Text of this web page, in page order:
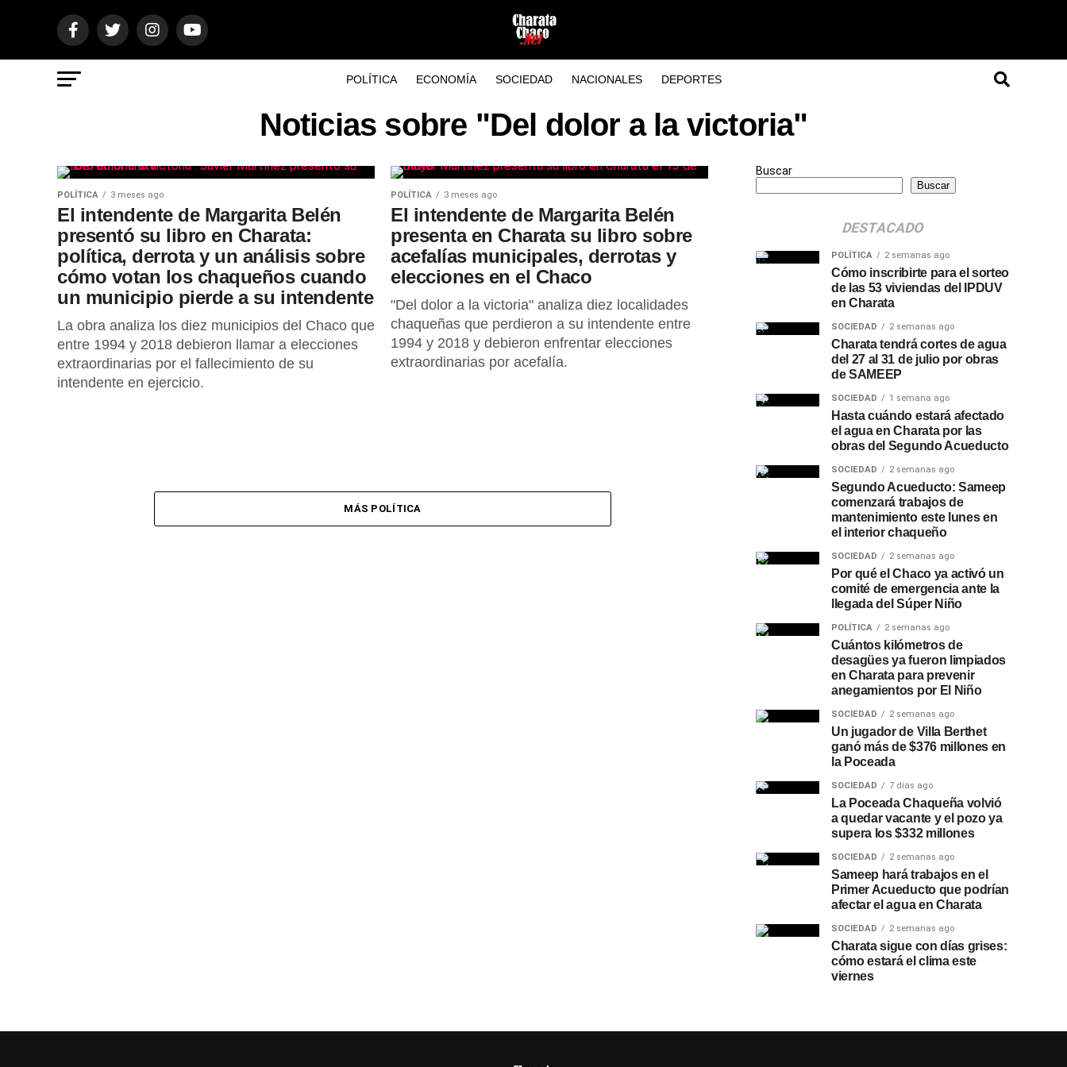
POLÍTICA ECONOMÍA SOCIEDAD NACIONALES DEPORTES
Noticias sobre "Del dolor a la victoria"
POLÍTICA 3 meses ago
El intendente de Margarita Belén
presentó su libro en Charata:
política, derrota y un análisis sobre
cómo votan los chaqueños cuando
un municipio pierde a su intendente
La obra analiza los diez municipios del Chaco que
entre 1994 y 2018 debieron llamar a elecciones
extraordinarias por el fallecimiento de su
intendente en ejercicio.
POLÍTICA 3 meses ago
El intendente de Margarita Belén
presenta en Charata su libro sobre
acefalías municipales, derrotas y
elecciones en el Chaco
"Del dolor a la victoria" analiza diez localidades
chaqueñas que perdieron a su intendente entre
1994 y 2018 y debieron enfrentar elecciones
extraordinarias por acefalía.
MÁS POLÍTICA
Buscar
Buscar
DESTACADO
POLÍTICA 2 semanas ago
Cómo inscribirte para el sorteo
de las 53 viviendas del IPDUV
en Charata
SOCIEDAD 2 semanas ago
Charata tendrá cortes de agua
del 27 al 31 de julio por obras
de SAMEEP
SOCIEDAD 1 semana ago
Hasta cuándo estará afectado
el agua en Charata por las
obras del Segundo Acueducto
SOCIEDAD 2 semanas ago
Segundo Acueducto: Sameep
comenzará trabajos de
mantenimiento este lunes en
el interior chaqueño
SOCIEDAD 2 semanas ago
Por qué el Chaco ya activó un
comité de emergencia ante la
llegada del Súper Niño
POLÍTICA 2 semanas ago
Cuántos kilómetros de
desagües ya fueron limpiados
en Charata para prevenir
anegamientos por El Niño
SOCIEDAD 2 semanas ago
Un jugador de Villa Berthet
ganó más de $376 millones en
la Poceada
SOCIEDAD 7 días ago
La Poceada Chaqueña volvió
a quedar vacante y el pozo ya
supera los $332 millones
SOCIEDAD 2 semanas ago
Sameep hará trabajos en el
Primer Acueducto que podrían
afectar el agua en Charata
SOCIEDAD 2 semanas ago
Charata sigue con días grises:
cómo estará el clima este
viernes